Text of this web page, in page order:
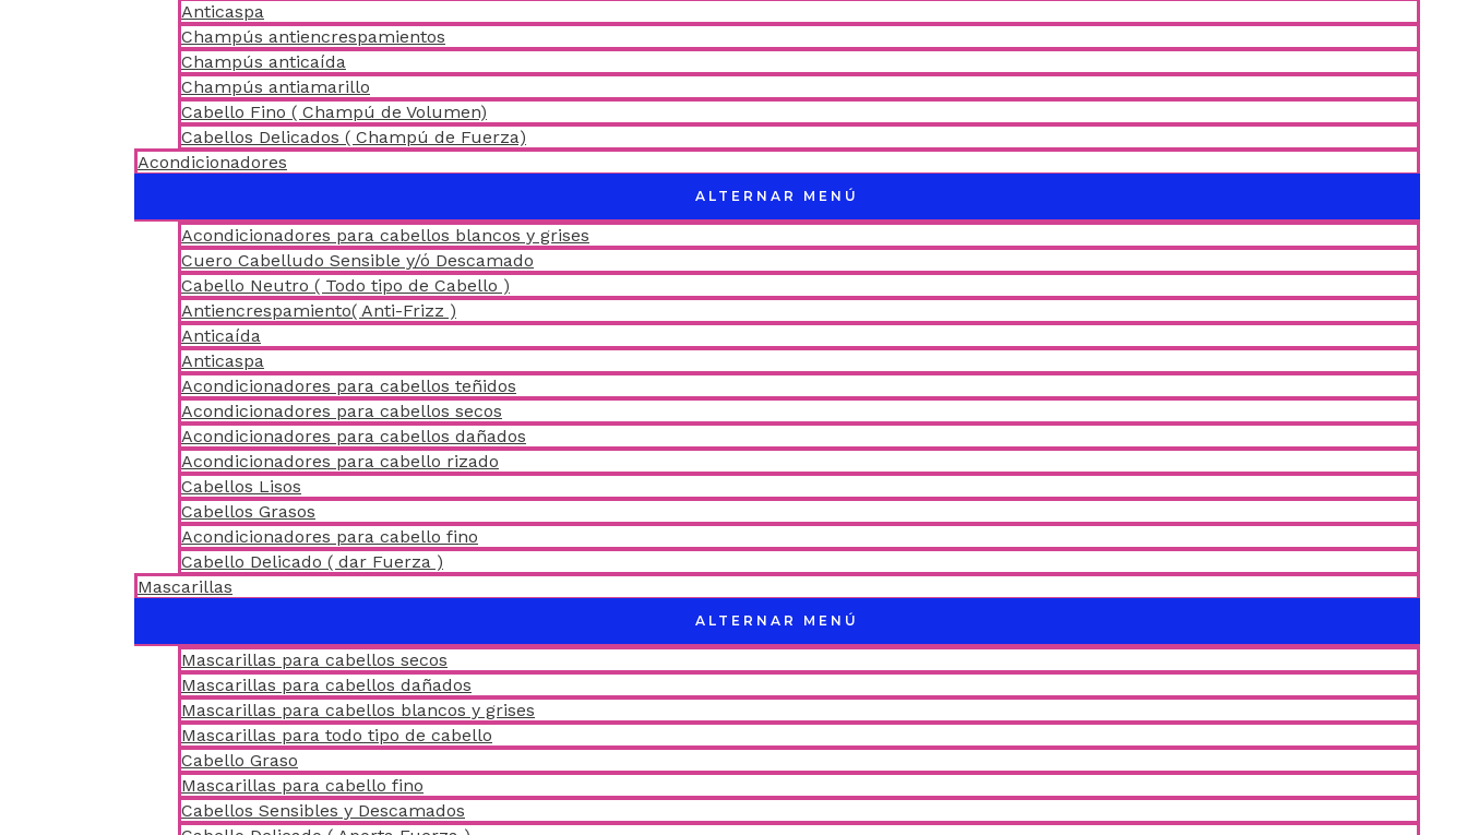
Anticaspa
Champús antiencrespamientos
Champús anticaída
Champús antiamarillo
Cabello Fino ( Champú de Volumen)
Cabellos Delicados ( Champú de Fuerza)
Acondicionadores
ALTERNAR MENÚ
Acondicionadores para cabellos blancos y grises
Cuero Cabelludo Sensible y/ó Descamado
Cabello Neutro ( Todo tipo de Cabello )
Antiencrespamiento( Anti-Frizz )
Anticaída
Anticaspa
Acondicionadores para cabellos teñidos
Acondicionadores para cabellos secos
Acondicionadores para cabellos dañados
Acondicionadores para cabello rizado
Cabellos Lisos
Cabellos Grasos
Acondicionadores para cabello fino
Cabello Delicado ( dar Fuerza )
Mascarillas
ALTERNAR MENÚ
Mascarillas para cabellos secos
Mascarillas para cabellos dañados
Mascarillas para cabellos blancos y grises
Mascarillas para todo tipo de cabello
Cabello Graso
Mascarillas para cabello fino
Cabellos Sensibles y Descamados